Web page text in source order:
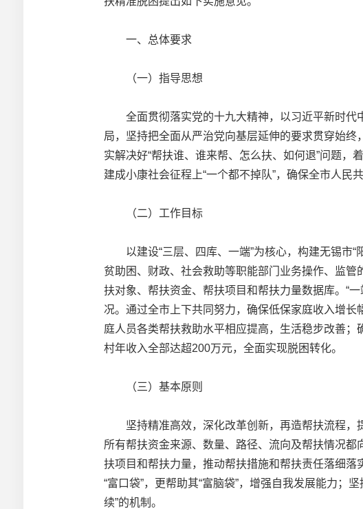
一、总体要求
（一）指导思想
全面贯彻落实党的十九大精神，以习近平新时代
局，坚持把全面从严治党向基层延伸的要求贯穿始
实解决好“帮扶谁、谁来帮、怎么扶、如何退”问题
建成小康社会征程上“一个都不掉队”，确保全市人民
（二）工作目标
以建设“三层、四库、一端”为核心，构建无锡市“
贫助困、财政、社会救助等职能部门业务操作、监
扶对象、帮扶资金、帮扶项目和帮扶力量数据库。“
况。通过全市上下共同努力，确保低保家庭收入增
庭人员各类帮扶救助水平相应提高，生活稳步改善
村年收入全部达超200万元，全面实现脱困转化。
（三）基本原则
坚持精准高效，深化改革创新，再造帮扶流程，
所有帮扶资金来源、数量、路径、流向及帮扶情况
扶项目和帮扶力量，推动帮扶措施和帮扶责任落细
“富口袋”，更帮助其“富脑袋”，增强自我发展能力；
续”的机制。